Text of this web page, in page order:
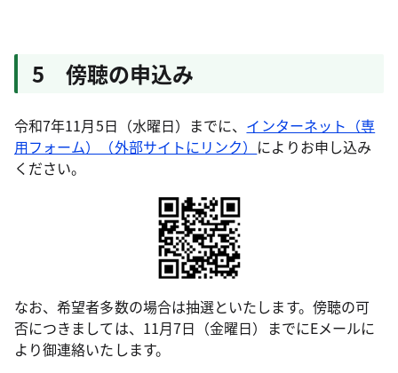
5 傍聴の申込み
令和7年11月5日（水曜日）までに、 インターネット（専
用フォーム）（外部サイトにリンク） によりお申し込み
ください。
なお、希望者多数の場合は抽選といたします。傍聴の可
否につきましては、11月7日（金曜日）までにEメールに
より御連絡いたします。